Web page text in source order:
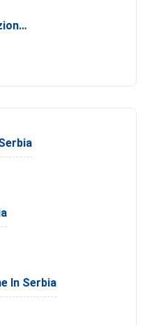
La Digitalizzazione Come Motore Dell’internazionalizzazione
In Serbia